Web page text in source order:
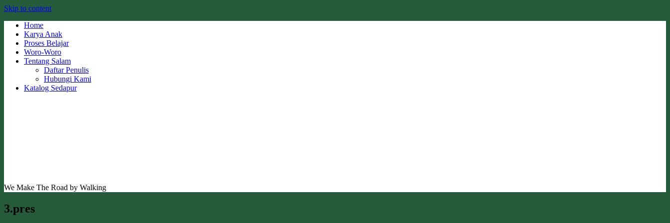
Skip to content
Home
Karya Anak
Proses Belajar
Woro-Woro
Tentang Salam
Daftar Penulis
Hubungi Kami
Katalog Sedapur
We Make The Road by Walking
3.pres